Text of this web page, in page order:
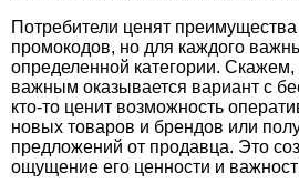
Потребители ценят
промокодов, но для каждого
определенной категории. Скажем,
важным оказывается вариант с
кто-то ценит возможность
новых товаров и брендов или
предложений от продавца. Это
ощущение его ценности и